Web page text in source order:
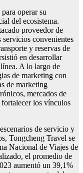
operar su
del ecosistema.
proveedor de
convenientes
y reservas de
en desarrollar
A lo largo de
de marketing con
de marketing
mercados de
fortalecer los vínculos
de servicio y
Tongcheng Travel se
Nacional de Viajes de
el promedio de
aumentó un 39,1%